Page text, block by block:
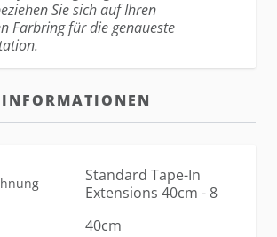
Sie sich auf Ihren
Farbring für die genaueste
Standard Tape-In
Extensions 40cm - 8
40cm